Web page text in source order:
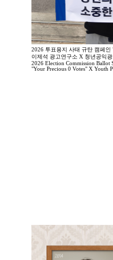
2026 투표용지 사태 규탄 캠페인
이제석 광고연구소 X 청년공익
2026 Election Commission Ballot
"Your Precious 0 Votes" X Youth